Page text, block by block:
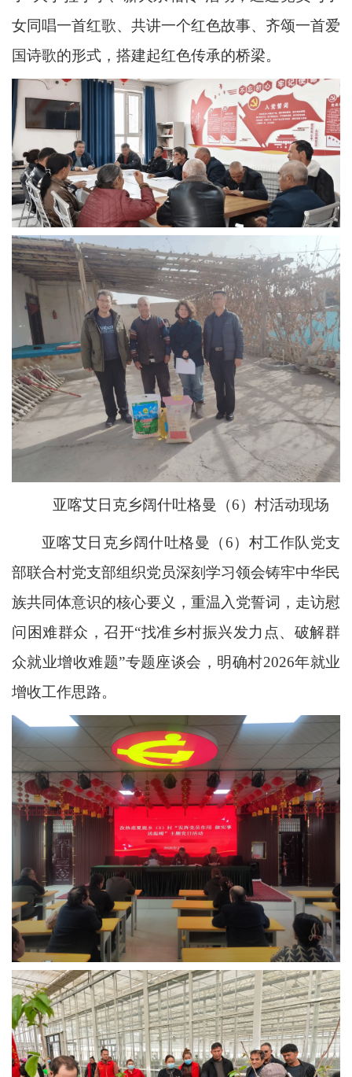
女同唱一首红歌、共讲一个红色故事、齐颂一首爱
国诗歌的形式，搭建起红色传承的桥梁。
亚喀艾日克乡阔什吐格曼（6）村活动现场
亚喀艾日克乡阔什吐格曼（6）村工作队党支
部联合村党支部组织党员深刻学习领会铸牢中华民
族共同体意识的核心要义，重温入党誓词，走访慰
问困难群众，召开“找准乡村振兴发力点、破解群
众就业增收难题”专题座谈会，明确村2026年就业
增收工作思路。